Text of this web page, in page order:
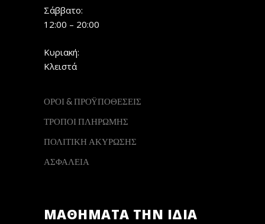
Σάββατο:
12:00 – 20:00
Κυριακή:
Κλειστά
ΟΡΟΙ & ΠΡΟΫΠΟΘΕΣΕΙΣ
ΤΡΟΠΟΙ ΠΛΗΡΩΜΗΣ
ΠΟΛΙΤΙΚΗ ΑΚΥΡΩΣΗΣ
ΑΣΦΑΛΕΙΑ
ΜΑΘΗΜΑΤΑ ΤΗΝ ΙΔΙΑ